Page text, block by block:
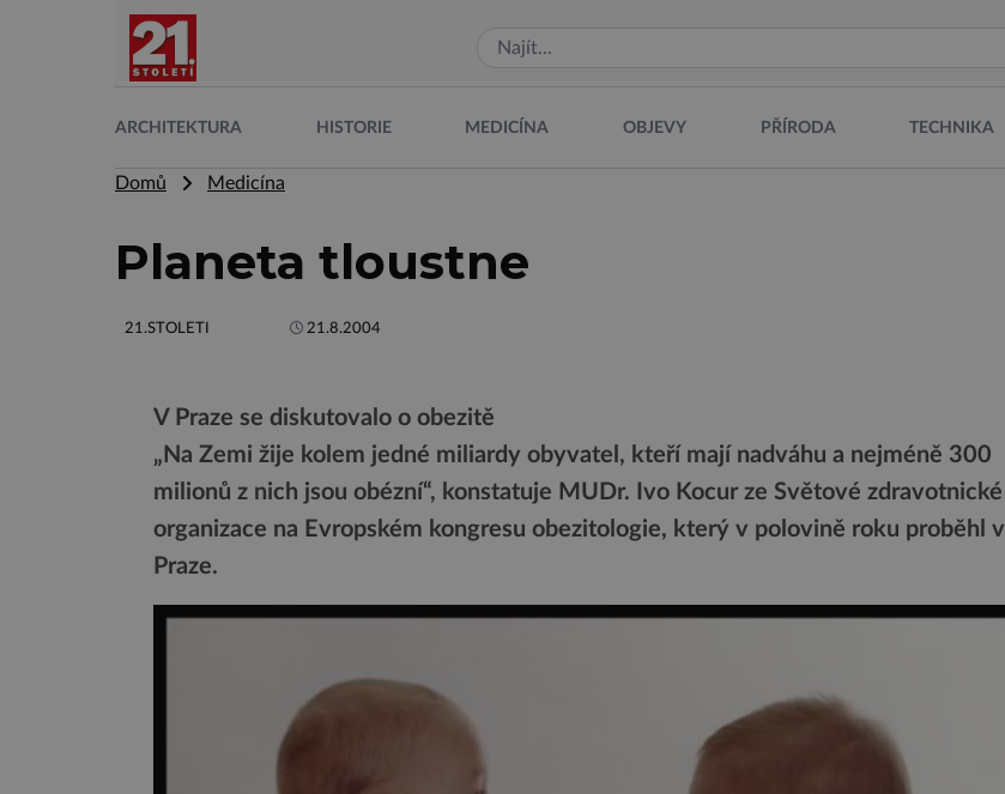
ARCHITEKTURA HISTORIE MEDICÍNA OBJEVY PŘÍRODA TECHNIKA
Domů Medicína
Planeta tloustne
21.STOLETI 21.8.2004
V Praze se diskutovalo o obezitě
„Na Zemi žije kolem jedné miliardy obyvatel, kteří mají nadváhu a nejméně 300
milionů z nich jsou obézní“, konstatuje MUDr. Ivo Kocur ze Světové zdravotnické
organizace na Evropském kongresu obezitologie, který v polovině roku proběhl v
Praze.